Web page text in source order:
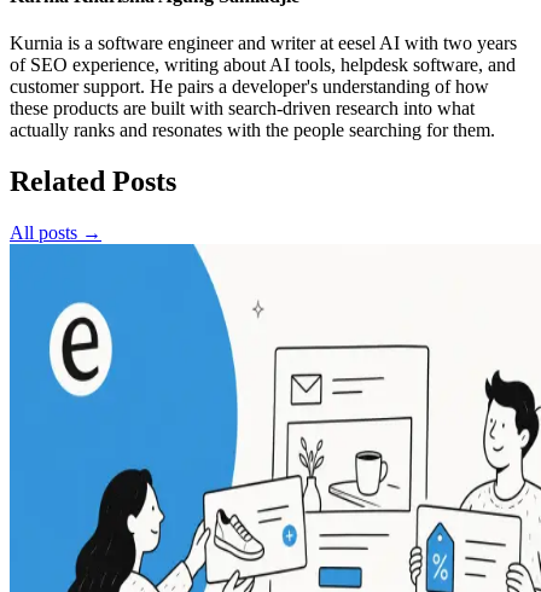
Kurnia is a software engineer and writer at eesel AI with two years
of SEO experience, writing about AI tools, helpdesk software, and
customer support. He pairs a developer's understanding of how
these products are built with search-driven research into what
actually ranks and resonates with the people searching for them.
Related Posts
All posts →